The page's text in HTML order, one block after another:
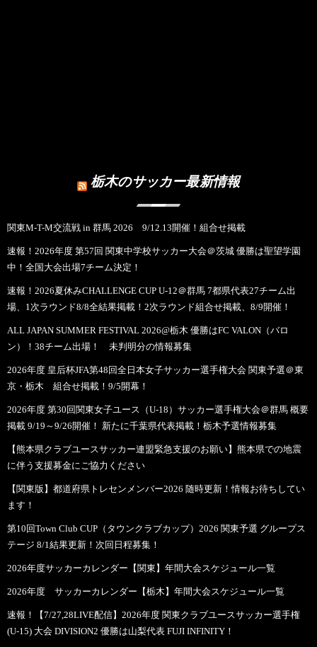
栃木のサッカー最新情報
関東M-T-M交流戦 in 群馬 2026 9/12.13開催！組合せ掲載
速報！2026年度 第57回 関東中学校サッカー大会＠茨城 優勝は聖望学園
中！全国大会出場7チーム決定！
速報！2026夏休みCHALLENGE CUP U-12＠群馬 7都県代表27チーム出
場、1次ラウンド8/8全結果掲載！2次ラウンド組合せ掲載、8/9開催！
ALL JAPAN SUMMER FESTIVAL 2026@栃木 優勝はFC VALON（バロ
ン）！38チーム出場！ 未判明分の情報募集
2026年度 皇后杯JFA第48回全日本女子サッカー選手権大会 関東予選＠東
京・栃木 組合せ掲載！9/5開幕！
2026年度 第30回関東女子ユース（U-18）サッカー選手権大会＠群馬 概要
掲載 9/19～9/26開催！ 新たに千葉県代表掲載！栃木予選情報募集
【熊本県クラブユースサッカー連盟緊急支援のお願い】熊本県での地震
に伴う支援募金にご協力ください
【関東版】都道府県トレセンメンバー2026 随時更新！情報お待ちしてい
ます！
第10回Town Club CUP（タウンクラブカップ）2026 関東予選 グループス
テージ 8/1結果更新！次回日程募集！
2026年度サッカーカレンダー【関東】年間大会スケジュール一覧
2026年度 サッカーカレンダー【栃木】年間大会スケジュール一覧
速報！【7/27,28LIVE配信】2026年度 関東クラブユースサッカー選手権
(U-15) 大会 DIVISION2 優勝は山梨代表 FUJI INFINITY！